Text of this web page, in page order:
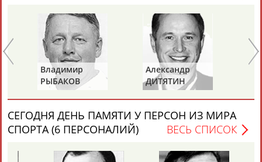
Каримжан
АБДРАХМАНОВ
Аделя
АБДРАХМАНОВА
Андрей
АБДУВАЛИЕВ
Герман
АБДУЛАЕВ
Рамазан
АБДУЛАЕВ
Тагир
АБДУЛАЕВ
Камиль
АБДУЛАЗИЗОВ
Загалав
АБДУЛБЕКОВ
Владимир
РЫБАКОВ
Александр
ДИТЯТИН
СЕГОДНЯ ДЕНЬ ПАМЯТИ У ПЕРСОН ИЗ МИРА
СПОРТА (6 ПЕРСОНАЛИЙ)
ВЕСЬ СПИСОК